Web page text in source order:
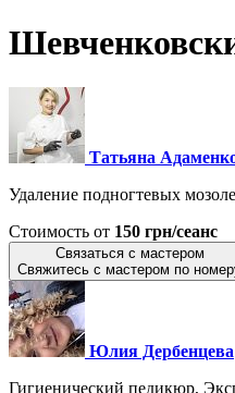
Татьяна
Удаление подногтевых
Стоимость от 150 грн/сеанс
Связаться с мастером
Свяжитесь с мастером по
Юлия Дербенцева
Гигиенический педикюр,